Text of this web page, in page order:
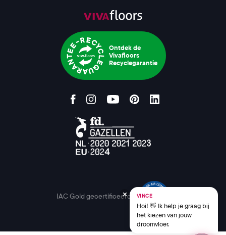
Ontdek de
Vivafloors
Recyclegarantie
IAC Gold gecertificeerd VINCE
Hoi! 👋 Ik help je graag bij
het kiezen van jouw
droomvloer.